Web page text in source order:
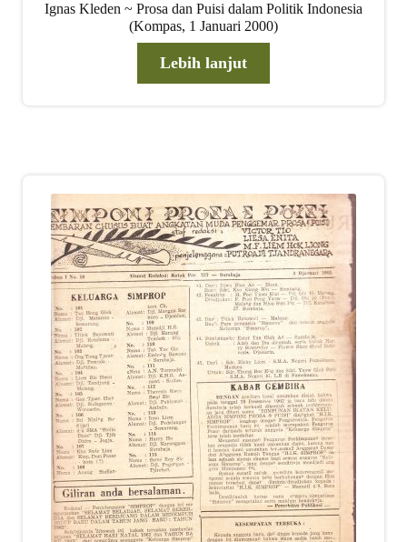
Ignas Kleden ~ Prosa dan Puisi dalam Politik Indonesia
(Kompas, 1 Januari 2000)
Lebih lanjut